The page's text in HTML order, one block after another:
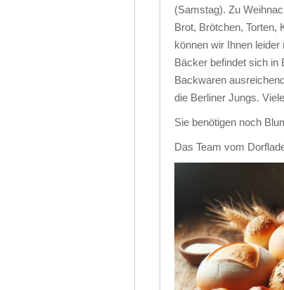
(Samstag). Zu
Brot, Brötchen, Torten,
können wir Ihnen
Bäcker befindet sich in
Backwaren
die Berliner Jungs.
Sie benötigen noch
Das Team vom